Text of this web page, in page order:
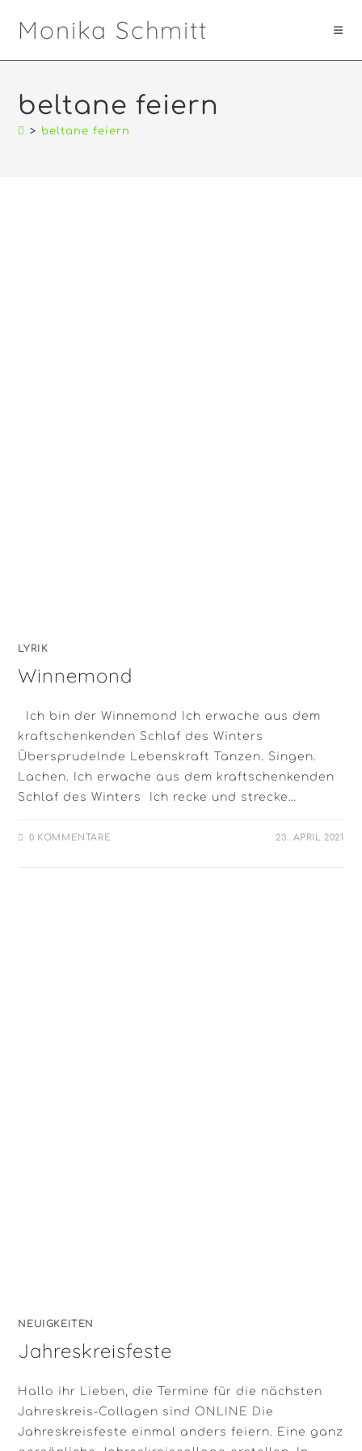
InhaltMonika Schmitt
beltane feiern
> beltane feiern
LYRIK
Winnemond
Ich bin der Winnemond Ich erwache aus dem
kraftschenkenden Schlaf des Winters
Übersprudelnde Lebenskraft Tanzen. Singen.
Lachen. Ich erwache aus dem kraftschenkenden
Schlaf des Winters Ich recke und strecke…
0 KOMMENTARE 23. APRIL 2021
NEUIGKEITEN
Jahreskreisfeste
Hallo ihr Lieben, die Termine für die nächsten
Jahreskreis-Collagen sind ONLINE Die
Jahreskreisfeste einmal anders feiern. Eine ganz